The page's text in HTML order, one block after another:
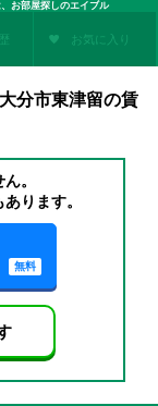
お部屋探しのエイブル
お気に入り
分市東津留の賃
。
ります。
無料